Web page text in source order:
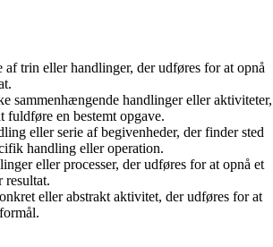
af trin eller handlinger, der udføres for at opnå
sammenhængende handlinger eller aktiviteter,
fuldføre en bestemt opgave.
eller serie af begivenheder, der finder sted
handling eller operation.
eller processer, der udføres for at opnå et
resultat.
eller abstrakt aktivitet, der udføres for at